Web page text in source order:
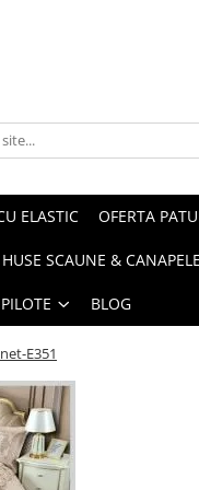
ELASTIC OFERTA
HUSE SCAUNE & CANAPELE
BLOG
E351